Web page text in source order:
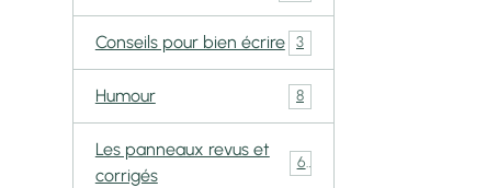
Conseils pour bien écrire 3
Humour 8
Les panneaux revus et
corrigés
6